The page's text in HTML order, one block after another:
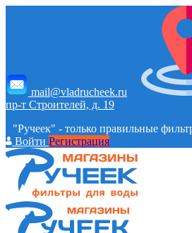
mail@vladrucheek.ru
пр-т Строителей, д. 19
"Ручеек" - только правильные
ВойтиРегистрация